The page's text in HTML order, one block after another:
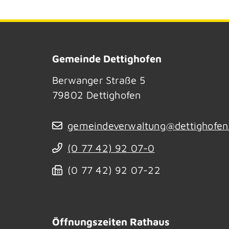
Gemeinde Dettighofen
Berwanger Straße 5
79802 Dettighofen
(0 77 42) 92 07-0
(0 77 42) 92 07-22
Öffnungszeiten Rathaus